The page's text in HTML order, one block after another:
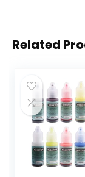
Related